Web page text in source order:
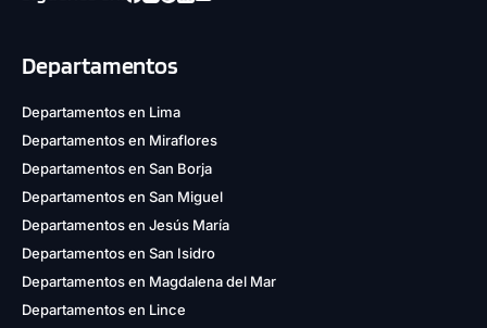
Departamentos
Departamentos en Lima
Departamentos en Miraflores
Departamentos en San Borja
Departamentos en San Miguel
Departamentos en Jesús María
Departamentos en San Isidro
Departamentos en Magdalena del Mar
Departamentos en Lince